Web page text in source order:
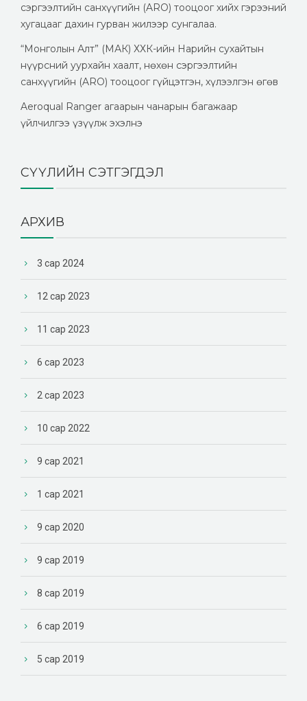
сэргээлтийн санхүүгийн (ARO) тооцоог хийх гэрээний
хугацааг дахин гурван жилээр сунгалаа.
“Монголын Алт” (МАК) ХХК-ийн Нарийн сухайтын
нүүрсний уурхайн хаалт, нөхөн сэргээлтийн
санхүүгийн (ARO) тооцоог гүйцэтгэн, хүлээлгэн өгөв
Aeroqual Ranger агаарын чанарын багажаар
үйлчилгээ үзүүлж эхэлнэ
СҮҮЛИЙН СЭТГЭГДЭЛ
АРХИВ
3 сар 2024
12 сар 2023
11 сар 2023
6 сар 2023
2 сар 2023
10 сар 2022
9 сар 2021
1 сар 2021
9 сар 2020
9 сар 2019
8 сар 2019
6 сар 2019
5 сар 2019